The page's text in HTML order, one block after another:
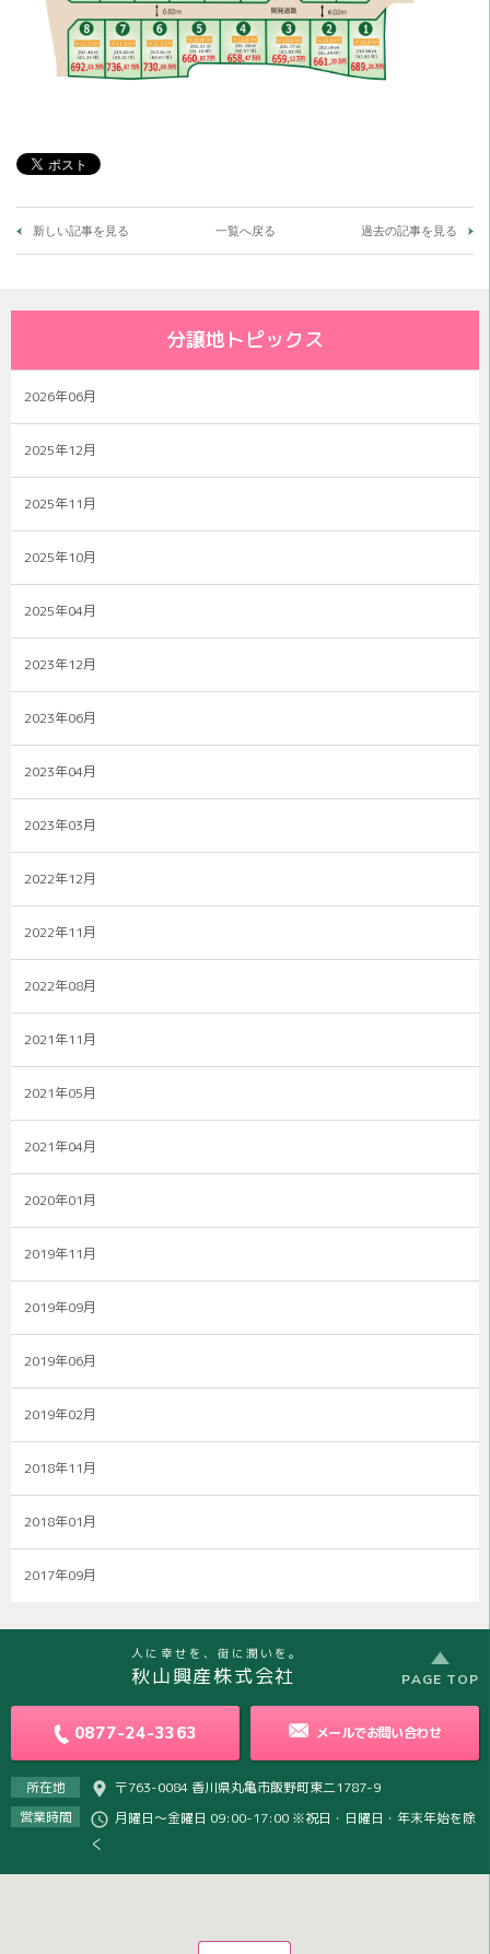
新しい記事を見る 一覧へ戻る 過去の記事を見る
分譲地トピックス
2026年06月
2025年12月
2025年11月
2025年10月
2025年04月
2023年12月
2023年06月
2023年04月
2023年03月
2022年12月
2022年11月
2022年08月
2021年11月
2021年05月
2021年04月
2020年01月
2019年11月
2019年09月
2019年06月
2019年02月
2018年11月
2018年01月
2017年09月
人に幸せを、街に潤いを。
秋山興産株式会社
所在地
〒763-0084 香川県丸亀市飯野町東二1787-9
営業時間
月曜日～金曜日 09:00-17:00 ※祝日・日曜日・年末年始を除
く
0877-24-3363 メールでお問い合わせ
PAGE TOP